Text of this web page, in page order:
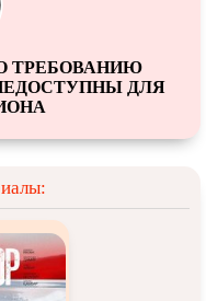
ТРЕБОВАНИЮ
ДЛЯ